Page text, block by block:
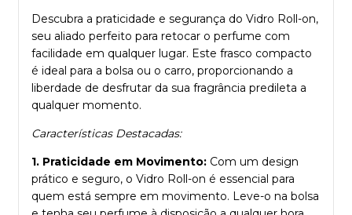
Descubra a praticidade e segurança do Vidro Roll-on,
seu aliado perfeito para retocar o perfume com
facilidade em qualquer lugar. Este frasco compacto
é ideal para a bolsa ou o carro, proporcionando a
liberdade de desfrutar da sua fragrância predileta a
qualquer momento.
Características Destacadas:
1. Praticidade em Movimento: Com um design
prático e seguro, o Vidro Roll-on é essencial para
quem está sempre em movimento. Leve-o na bolsa